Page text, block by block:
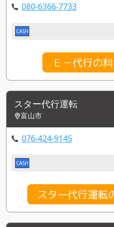
080-6366-7733
CASH
Ｅ－代行の
スター代行運転
富山市
076-424-9145
CASH
スター代行運転